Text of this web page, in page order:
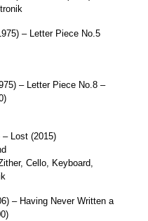
– Letter Piece No.5
– Letter Piece No.8 –
Lost (2015)
Cello, Keyboard,
– Having Never Written a